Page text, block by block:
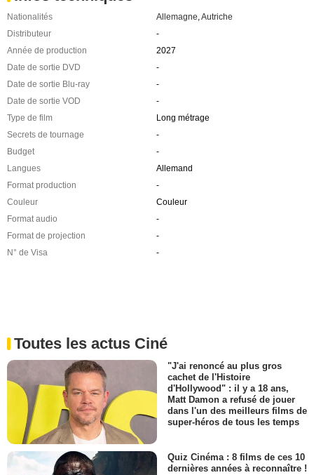
Nationalités Allemagne,Autriche
Distributeur
-
Année de production
2027
Date de sortie DVD
-
Date de sortie Blu-ray
-
Date de sortie VOD
-
Type de film
Long métrage
Secrets de tournage
-
Budget
-
Langues
Allemand
Format production
-
Couleur
Couleur
Format audio
-
Format de projection
-
N° de Visa
-
Toutes les actus Ciné
"J'ai renoncé au plus gros
cachet de l'Histoire
d'Hollywood" : il y a 18 ans,
Matt Damon a refusé de jouer
dans l'un des meilleurs films de
super-héros de tous les temps
Quiz Cinéma : 8 films de ces 10
dernières années à reconnaître !